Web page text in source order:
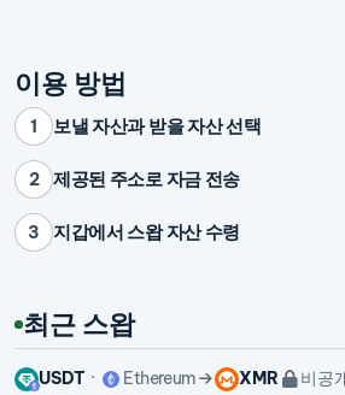
이용 방법
1 보낼 자산과 받을 자산 선택
2 제공된 주소로 자금 전송
3 지갑에서 스왑 자산 수령
최근 스왑
USDT Ethereum XMR 비공